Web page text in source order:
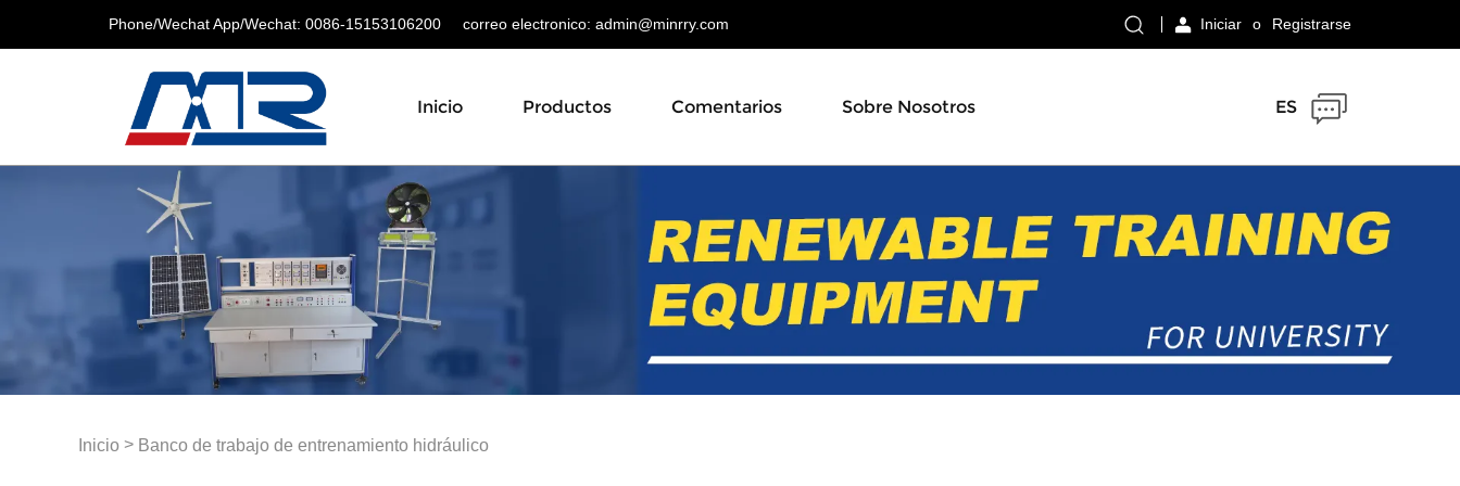
Phone/Wechat App/Wechat: 0086-15153106200 correo electronico: admin@minrry.com Iniciar o Registrarse
Inicio Productos Comentarios Sobre Nosotros ES
Inicio > Banco de trabajo de entrenamiento hidráulico